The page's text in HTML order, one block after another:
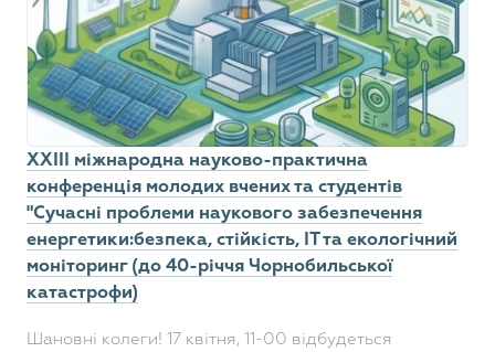
ХХІІІ міжнародна науково-практична
конференція молодих вчених та студентів
"Сучасні проблеми наукового забезпечення
енергетики:безпека, стійкість, ІТ та екологічний
моніторинг (до 40-річчя Чорнобильської
катастрофи)
Шановні колеги! 17 квітня, 11-00 відбудеться